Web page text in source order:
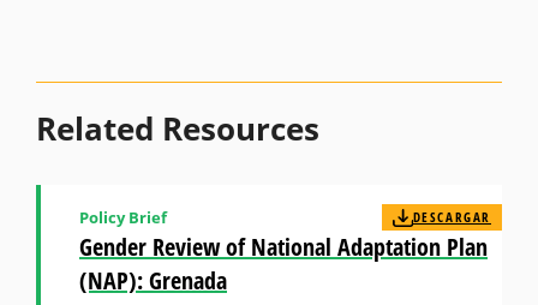
Related Resources
Gender Review of National Adaptation Plan
(NAP): Grenada
Policy Brief DESCARGAR